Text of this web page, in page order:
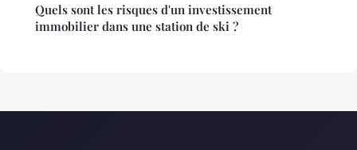
Quels sont les risques d'un investissement
immobilier dans une station de ski ?